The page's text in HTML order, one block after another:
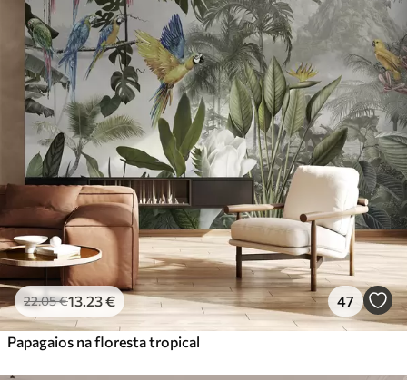
22.05€13 .23€ 47
Papagaios na floresta tropical